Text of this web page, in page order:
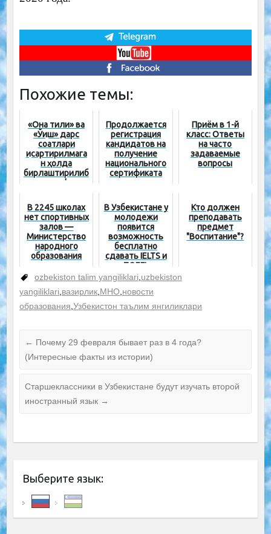
Похожие темы:
«Она тили» ва
«Ўқиш» дарс
соатлари
қисқартирилмага
н ҳолда
бирлаштирилиб
, ягона фан
Продолжается
регистрация
кандидатов на
получение
национального
сертификата
Приём в 1-й
класс: Ответы
на часто
задаваемые
вопросы
В 2245 школах
нет спортивных
залов —
Министерство
народного
образования
В Узбекистане у
молодежи
появится
возможность
бесплатно
сдавать IELTS и
TOEFL
Кто должен
преподавать
предмет
"Воспитание"?
ozbekiston talim yangiliklari uzbekiston
yangiliklari вазирлик, МНО новости
образования Узбекистон таълим янгиликлари
← Почему 29 февраля бывает раз в 4 года?
(Интересные факты из истории)
Старшеклассники в Узбекистане будут изучать второй
иностранный язык →
Выберите язык: